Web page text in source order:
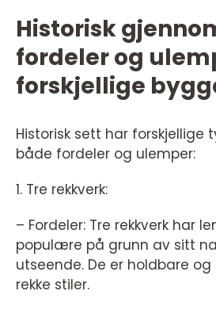
Historisk
fordeler og
forskjellige
Historisk sett har forskjellige
både fordeler og ulemper:
1. Tre rekkverk:
– Fordeler: Tre rekkverk har
populære på grunn av sitt
utseende. De er holdbare
rekke stiler.